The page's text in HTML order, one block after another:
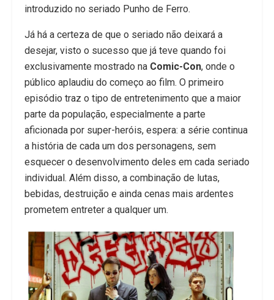
introduzido no seriado Punho de Ferro.
Já há a certeza de que o seriado não deixará a
desejar, visto o sucesso que já teve quando foi
exclusivamente mostrado na Comic-Con, onde o
público aplaudiu do começo ao film. O primeiro
episódio traz o tipo de entretenimento que a maior
parte da população, especialmente a parte
aficionada por super-heróis, espera: a série continua
a história de cada um dos personagens, sem
esquecer o desenvolvimento deles em cada seriado
individual. Além disso, a combinação de lutas,
bebidas, destruição e ainda cenas mais ardentes
prometem entreter a qualquer um.